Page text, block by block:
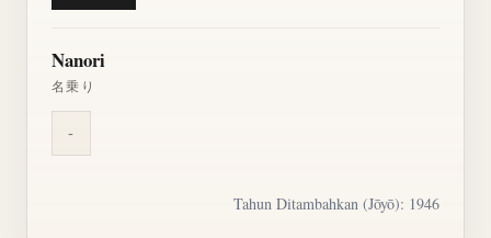
Nanori
名乗り
-
Tahun Ditambahkan (Jōyō): 1946